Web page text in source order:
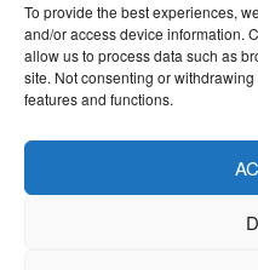
To provide the best experiences,
and/or access device information.
allow us to process data such as
site. Not consenting or
features and functions.
Rijswijk (Gld) 2 december
Dikbillen sieren de troon
Druten 8 november 2024